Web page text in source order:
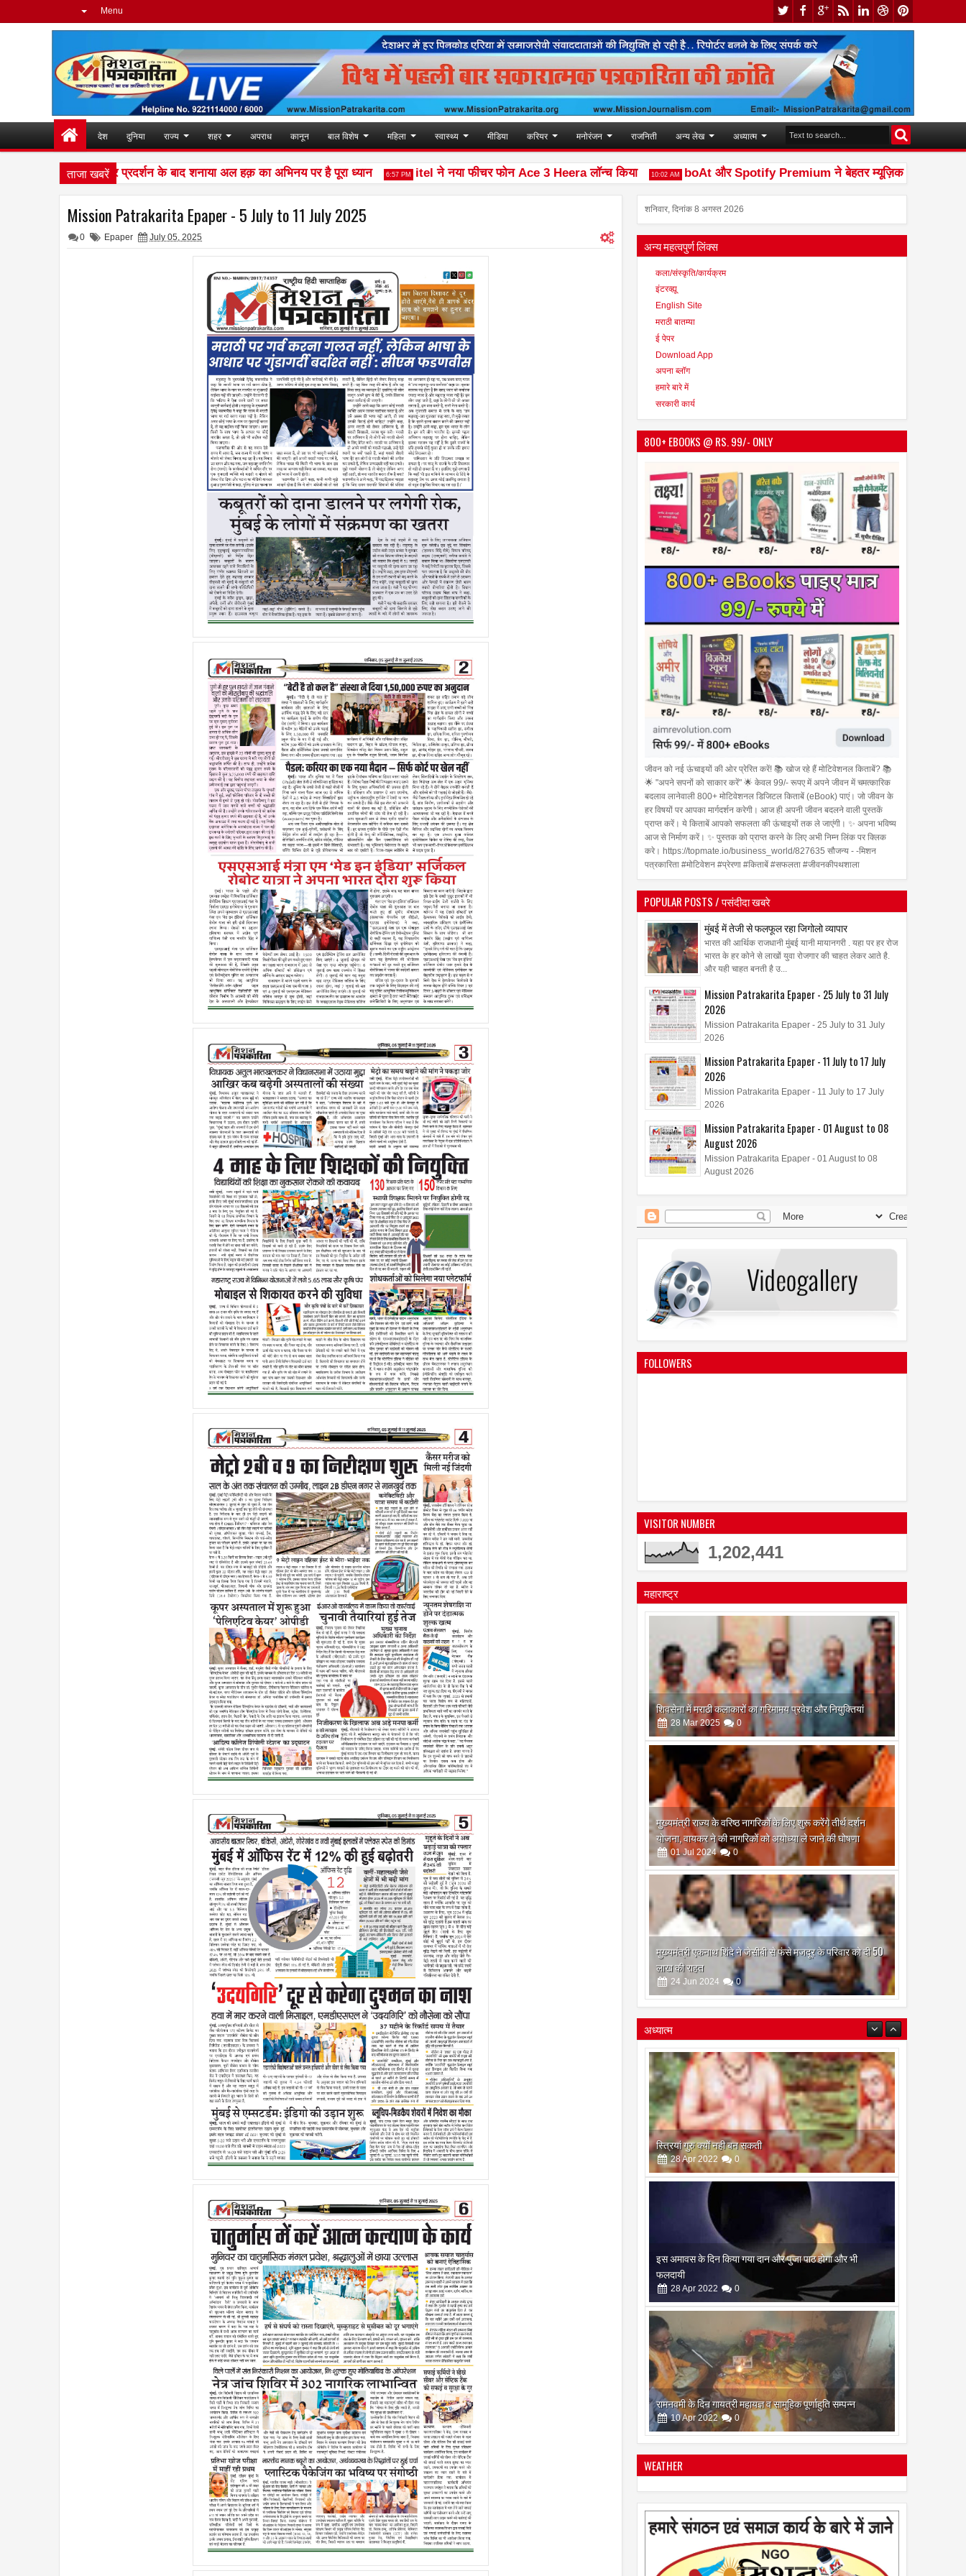
Menu
देश दुनिया राज्य शहर अपराध कानून बाल विशेष महिला स्वास्थ्य मीडिया करियर मनोरंजन राजनिती अन्य लेख अध्यात्म
ताजा खबरें
दुनिया में शानदार प्रदर्शन के बाद शनाया अल हक़ का अभिनय पर है पूरा ध्यान 6:57 PM itel ने नया फीचर फोन Ace 3 Heera लॉन्च किया 10:02 AM boAt और Spotify Premium ने बेहतर म्यूज़िक अनुभव देने के लिए की
Mission Patrakarita Epaper - 5 July to 11 July 2025
0 Epaper July 05, 2025
शनिवार, दिनांक 8 अगस्त 2026
अन्य महत्वपुर्ण लिंक्स
कला/संस्कृति/कार्यक्रम
इंटरव्ह्यू
English Site
मराठी बातम्या
ई पेपर
Download App
अपना ब्लॉग
हमारे बारे में
सरकारी कार्य
800+ EBOOKS @ RS. 99/- ONLY
जीवन को नई ऊंचाइयों की ओर प्रेरित करें! 📚 खोज रहे हैं मोटिवेशनल किताबें? 📚
🌟 "अपने सपनों को साकार करें" 🌟 केवल 99/- रूपए में अपने जीवन में चमत्कारिक
बदलाव लानेवाली 800+ मोटिवेशनल डिजिटल किताबें (eBook) पाएं। जो जीवन के
हर विषयों पर आपका मार्गदर्शन करेगी। आज ही अपनी जीवन बदलने वाली पुस्तकें
प्राप्त करें। ये किताबें आपको सफलता की ऊंचाइयों तक ले जाएंगी। ✨ अपना भविष्य
आज से निर्माण करें। ✨ पुस्तक को प्राप्त करने के लिए अभी निम्न लिंक पर क्लिक
करे। https://topmate.io/business_world/827635 सौजन्य - -मिशन
पत्रकारिता #मोटिवेशन #प्रेरणा #किताबें #सफलता #जीवनकीपथशाला
POPULAR POSTS / पसंदीदा खबरे
मुंबई में तेजी से फलफूल रहा जिगोलो व्यापार
भारत की आर्थिक राजधानी मुंबई यानी मायानगरी . यहा पर हर रोज
भारत के हर कोने से लाखों युवा रोजगार की चाहत लेकर आते है.
और यही चाहत बनती है उ...
Mission Patrakarita Epaper - 25 July to 31 July
2026
Mission Patrakarita Epaper - 25 July to 31 July
2026
Mission Patrakarita Epaper - 11 July to 17 July
2026
Mission Patrakarita Epaper - 11 July to 17 July
2026
Mission Patrakarita Epaper - 01 August to 08
August 2026
Mission Patrakarita Epaper - 01 August to 08
August 2026
FOLLOWERS
VISITOR NUMBER
1,202,441
महाराष्ट्र
शिवसेना में मराठी कलाकारों का गरिमामय प्रवेश और नियुक्तियां
28 Mar 2025 0
मुख्यमंत्री राज्य के वरिष्ठ नागरिकों के लिए शुरू करेंगे तीर्थ दर्शन
योजना, वायकर ने की नागरिकों को अयोध्या ले जाने की घोषणा
01 Jul 2024 0
मुख्यमंत्री एकनाथ शिंदे ने जेसीबी से फंसे मजदूर के परिवार को दी 50
लाख की राहत
24 Jun 2024 0
अध्यात्म
इस अमावस के दिन किया गया दान और पुजा पाठ होगा और भी
फलदायी
28 Apr 2022 0
रामनवमी के दिन गायत्री महायज्ञ व सामुहिक पूर्णाहुति सम्पन्न
10Apr 2022 0
सिद्ध कुंजिका स्तोत्र का पाठ ऐसे करें
12Apr 2024 0
स्त्रियां गुरु क्यों नही बन सकती
2022 0
WEATHER